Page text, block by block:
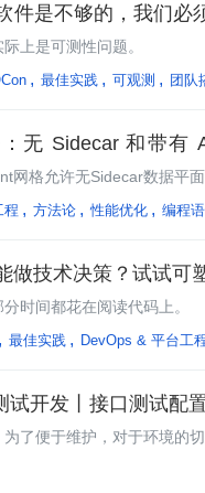
件是不够的，我们必
上是可测性问题。
最佳实践 可观测 团队
无 Sidecar 和带有
网格允许无Sidecar数据平面
程 方法论 性能优化 编程
做技术决策？试试可
时间都花在阅读代码上。
最佳实践 DevOps & 平台工
试开发丨接口测试配
了便于维护，对于环境的切
式完成。在之前文章 《多环
绍了如何将环境的切换作为